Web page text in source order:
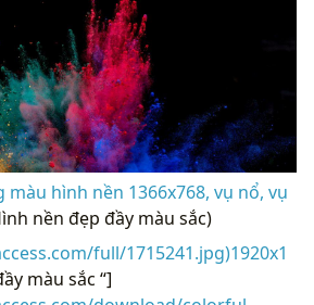
màu hình nền 1366x768, vụ nổ, vụ
nền đẹp đầy màu sắc)
full/1715241.jpg)1920x1
màu sắc “]